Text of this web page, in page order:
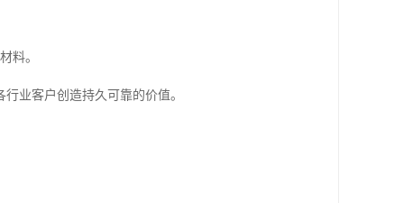
料。
业客户创造持久可靠的价值。